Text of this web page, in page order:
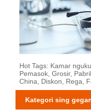
Hot Tags: Kamar
Pemasok, Grosir,
China, Diskon, Rega,
Kategori sing